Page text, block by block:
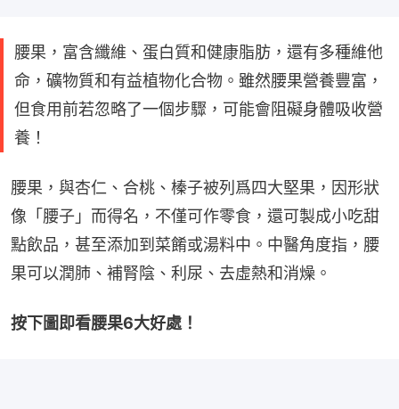
腰果，富含纖維、蛋白質和健康脂肪，還有多種維他
命，礦物質和有益植物化合物。雖然腰果營養豐富，
但食用前若忽略了一個步驟，可能會阻礙身體吸收營
養！
腰果，與杏仁、合桃、榛子被列爲四大堅果，因形狀
像「腰子」而得名，不僅可作零食，還可製成小吃甜
點飲品，甚至添加到菜餚或湯料中。中醫角度指，腰
果可以潤肺、補腎陰、利尿、去虛熱和消燥。
按下圖即看腰果6大好處！